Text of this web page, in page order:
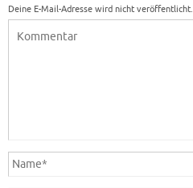
Deine E-Mail-Adresse wird nicht veröffentlicht.